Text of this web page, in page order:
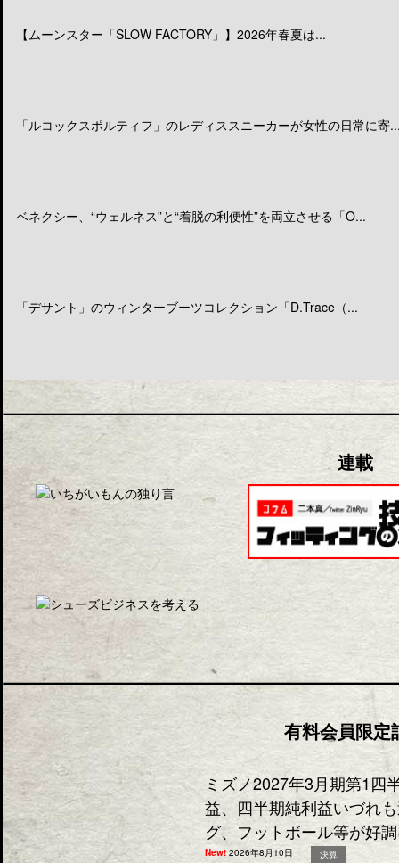
【ムーンスター「SLOW FACTORY」】2026年春夏は...
「ルコックスポルティフ」のレディススニーカーが女性の日常に寄
ベネクシー、“ウェルネス”と“着脱の利便性”を両立させる「O...
「デサント」のウィンターブーツコレクション「D.Trace（...
連載
有料会員限定
ミズノ2027年3月期第1四
益、四半期純利益いづれ
グ、フットボール等が好
New!2026年8月10日 決算